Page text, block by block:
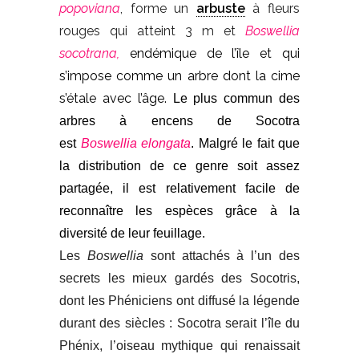
popoviana, forme un arbusteà fleurs
rouges qui atteint 3 m et Boswellia
socotrana, endémique de l’île et qui
s’impose comme un arbre dont la cime
s’étale avec l’âge.
Le plus commun des
arbres à encens de Socotra
est Boswellia elongata. Malgré le fait que
la distribution de ce genre soit assez
partagée, il est relativement facile de
reconnaître les espèces grâce à la
diversité de leur feuillage.
Les Boswellia sont attachés à l’un des
secrets les mieux gardés des Socotris,
dont les Phéniciens ont diffusé la légende
durant des siècles : Socotra serait l’île du
Phénix, l’oiseau mythique qui renaissait